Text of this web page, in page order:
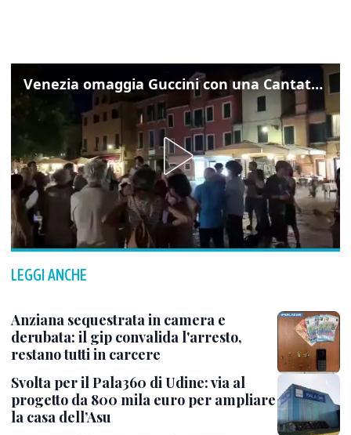
Venezia omaggia Guccini con una Cantata Anarchica in campo Santa Margherita
LEGGI ANCHE
Anziana sequestrata in camera e
derubata: il gip convalida l'arresto,
restano tutti in carcere
Svolta per il Pala360 di Udine: via al
progetto da 800 mila euro per ampliare
la casa dell’Asu